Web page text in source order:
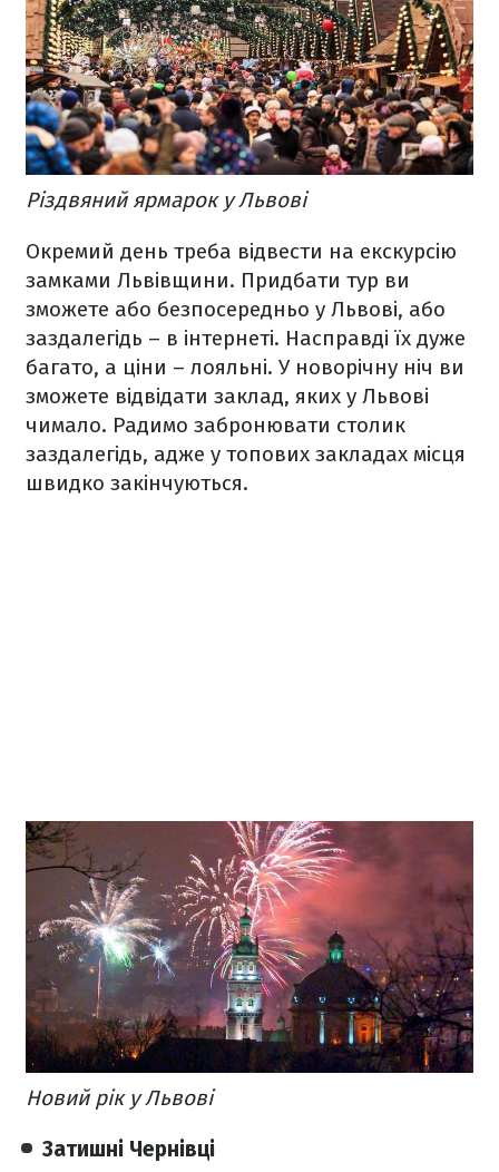
Різдвяний ярмарок у Львові
Окремий день треба відвести на екскурсію
замками Львівщини. Придбати тур ви
зможете або безпосередньо у Львові, або
заздалегідь – в інтернеті. Насправді їх дуже
багато, а ціни – лояльні. У новорічну ніч ви
зможете відвідати заклад, яких у Львові
чимало. Радимо забронювати столик
заздалегідь, адже у топових закладах місця
швидко закінчуються.
Новий рік у Львові
Затишні Чернівці